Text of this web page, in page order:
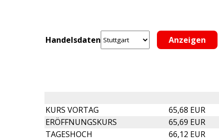
Handelsdaten
KURS VORTAG
65,68 EUR
ERÖFFNUNGSKURS
65,69 EUR
TAGESHOCH
66,12 EUR